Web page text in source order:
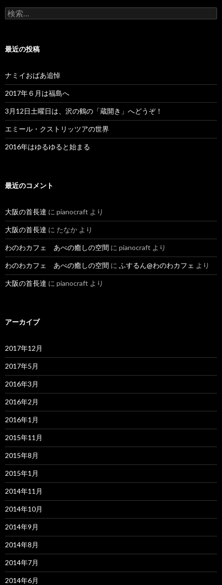
検
索:
最近の投稿
ナミイおばあ追悼
2017年６月は福島へ
3月12日土曜日は、沢の鶴の「蔵開き」へどうぞ！
エミール・クストリッツアの世界
2016年はゆるゆると始まる
最近のコメント
大阪の首長達 に pianocraft より
大阪の首長達 に たなか より
わのわカフェ あべの癒しの空間 に pianocraft より
わのわカフェ あべの癒しの空間 に ふするん@わのわカフェ より
大阪の首長達 に pianocraft より
アーカイブ
2017年12月
2017年5月
2016年3月
2016年2月
2016年1月
2015年11月
2015年8月
2015年1月
2014年11月
2014年10月
2014年9月
2014年8月
2014年7月
2014年6月